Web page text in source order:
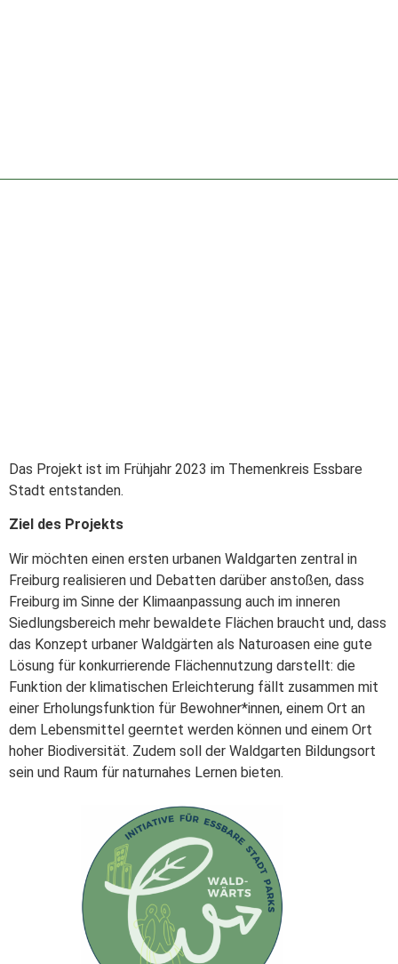
Das Projekt ist im Frühjahr 2023 im Themenkreis Essbare
Stadt entstanden.
Ziel des Projekts
Wir möchten einen ersten urbanen Waldgarten zentral in
Freiburg realisieren und Debatten darüber anstoßen, dass
Freiburg im Sinne der Klimaanpassung auch im inneren
Siedlungsbereich mehr bewaldete Flächen braucht und, dass
das Konzept urbaner Waldgärten als Naturoasen eine gute
Lösung für konkurrierende Flächennutzung darstellt: die
Funktion der klimatischen Erleichterung fällt zusammen mit
einer Erholungsfunktion für Bewohner*innen, einem Ort an
dem Lebensmittel geerntet werden können und einem Ort
hoher Biodiversität. Zudem soll der Waldgarten Bildungsort
sein und Raum für naturnahes Lernen bieten.